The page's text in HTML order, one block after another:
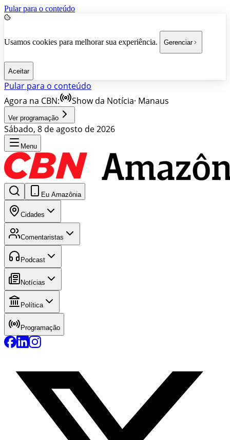
Pular para o conteúdo
Usamos cookies para melhorar sua experiência. Gerenciar
Aceitar
Pular para o conteúdo
Agora na CBN:
Show da Notícia· Manaus
Ver programação
Sábado, 8 de agosto de 2026
Menu
Eu Amazônia
Cidades
Comentaristas
Podcast
Notícias
Política
Programação